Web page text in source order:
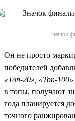
Значок
Он не просто
победителей
«Топ-20», «Топ-
в топы, получают
года планируется
точного